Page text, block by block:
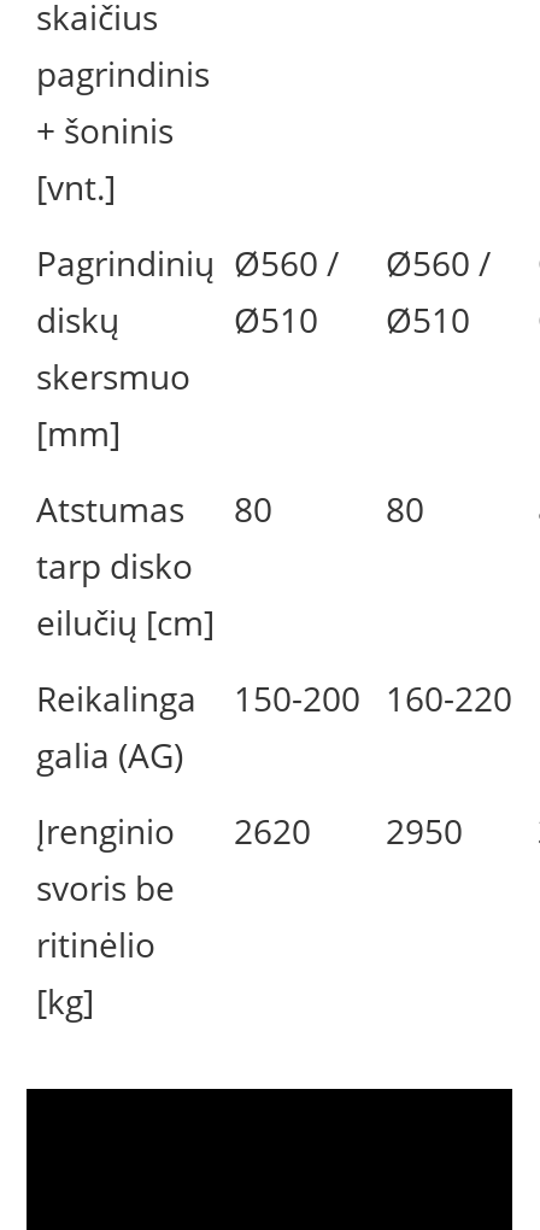
skaičius
pagrindinis
+ šoninis
[vnt.]
Pagrindinių
diskų
skersmuo
[mm]
Ø560 /
Ø510
Ø560 /
Ø510
Atstumas
tarp disko
eilučių [cm]
80 80
Reikalinga
galia (AG)
150-200 160-220
Įrenginio
svoris be
ritinėlio
[kg]
2620 2950